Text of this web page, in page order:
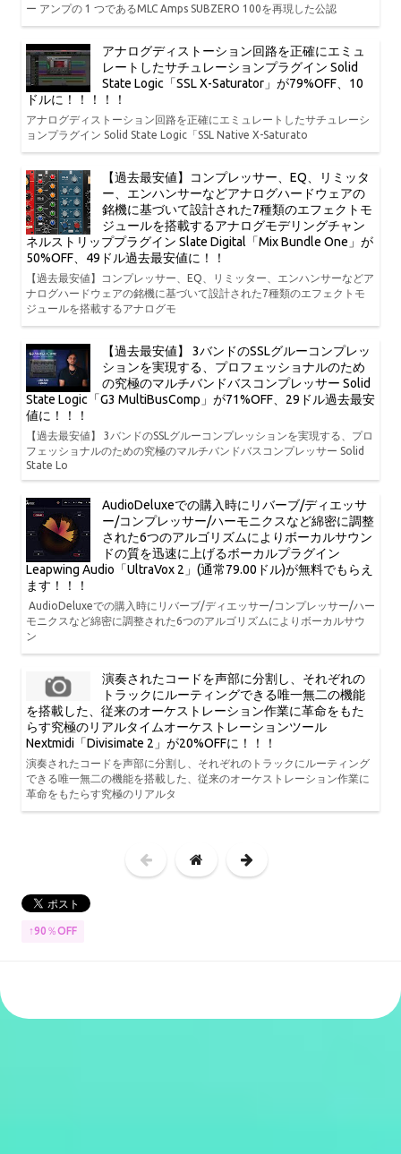
ー アンプの 1 つであるMLC Amps SUBZERO 100を再現した公認
アナログディストーション回路を正確にエミュ
レートしたサチュレーションプラグイン Solid
State Logic「SSL X-Saturator」が79%OFF、10
ドルに！！！！！
アナログディストーション回路を正確にエミュレートしたサチュレーシ
ョンプラグイン Solid State Logic「SSL Native X-Saturato
【過去最安値】コンプレッサー、EQ、リミッタ
ー、エンハンサーなどアナログハードウェアの
銘機に基づいて設計された7種類のエフェクトモ
ジュールを搭載するアナログモデリングチャン
ネルストリッププラグイン Slate Digital「Mix Bundle One」が
50%OFF、49ドル過去最安値に！！
【過去最安値】コンプレッサー、EQ、リミッター、エンハンサーなどア
ナログハードウェアの銘機に基づいて設計された7種類のエフェクトモ
ジュールを搭載するアナログモ
【過去最安値】 3バンドのSSLグルーコンプレッ
ションを実現する、プロフェッショナルのため
の究極のマルチバンドバスコンプレッサー Solid
State Logic「G3 MultiBusComp」が71%OFF、29ドル過去最安
値に！！！
【過去最安値】 3バンドのSSLグルーコンプレッションを実現する、プロ
フェッショナルのための究極のマルチバンドバスコンプレッサー Solid
State Lo
AudioDeluxeでの購入時にリバーブ/ディエッサ
ー/コンプレッサー/ハーモニクスなど綿密に調整
された6つのアルゴリズムによりボーカルサウン
ドの質を迅速に上げるボーカルプラグイン
Leapwing Audio「UltraVox 2」(通常79.00ドル)が無料でもらえ
ます！！！
AudioDeluxeでの購入時にリバーブ/ディエッサー/コンプレッサー/ハー
モニクスなど綿密に調整された6つのアルゴリズムによりボーカルサウ
ン
演奏されたコードを声部に分割し、それぞれの
トラックにルーティングできる唯一無二の機能
を搭載した、従来のオーケストレーション作業に革命をもた
らす究極のリアルタイムオーケストレーションツール
Nextmidi「Divisimate 2」が20%OFFに！！！
演奏されたコードを声部に分割し、それぞれのトラックにルーティング
できる唯一無二の機能を搭載した、従来のオーケストレーション作業に
革命をもたらす究極のリアルタ
↑90％OFF